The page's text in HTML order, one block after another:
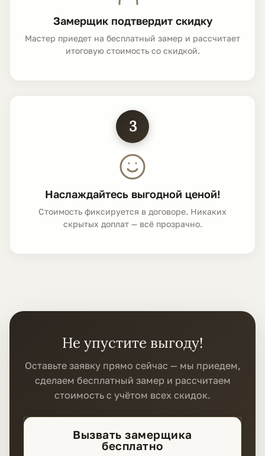
Замерщик подтвердит скидку
Мастер приедет на бесплатный замер и рассчитает
итоговую стоимость со скидкой.
3
Наслаждайтесь выгодной ценой!
Стоимость фиксируется в договоре. Никаких
скрытых доплат — всё прозрачно.
Не упустите выгоду!
Оставьте заявку прямо сейчас — мы приедем,
сделаем бесплатный замер и рассчитаем
стоимость с учётом всех скидок.
Вызвать замерщика
бесплатно